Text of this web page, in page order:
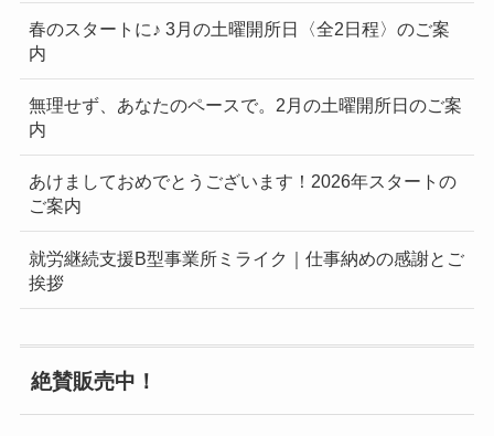
春のスタートに♪ 3月の土曜開所日〈全2日程〉のご案
内
無理せず、あなたのペースで。2月の土曜開所日のご案
内
あけましておめでとうございます！2026年スタートの
ご案内
就労継続支援B型事業所ミライク｜仕事納めの感謝とご
挨拶
絶賛販売中！